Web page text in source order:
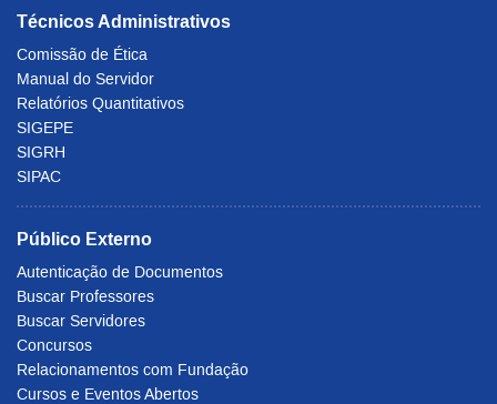
Técnicos Administrativos
Comissão de Ética
Manual do Servidor
Relatórios Quantitativos
SIGEPE
SIGRH
SIPAC
Público Externo
Autenticação de Documentos
Buscar Professores
Buscar Servidores
Concursos
Relacionamentos com Fundação
Cursos e Eventos Abertos